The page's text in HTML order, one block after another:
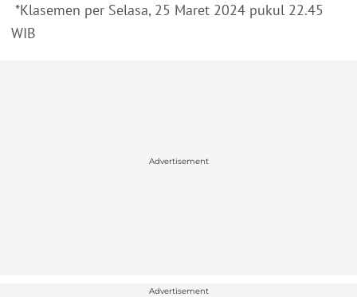
*Klasemen per Selasa, 25 Maret 2024 pukul 22.45
WIB
Advertisement
Advertisement